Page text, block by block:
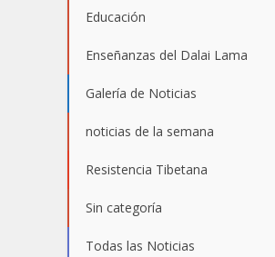
Educación
Enseñanzas del Dalai Lama
Galería de Noticias
noticias de la semana
Resistencia Tibetana
Sin categoría
Todas las Noticias